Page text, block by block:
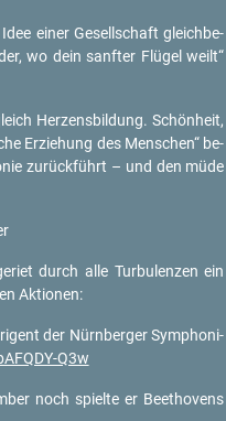
einer Ge­sell­schaft gleich­be­
wo dein sanf­ter Flü­gel weilt“
Her­zens­bil­dung. Schön­heit,
Er­zie­hung des Men­schen“ be­
zu­rück­führt – und den müde
durch alle Tur­bu­len­zen ein
Ak­tio­nen:
der Nürn­ber­ger Sym­pho­ni­
​Q3w
noch spiel­te er Beet­ho­vens